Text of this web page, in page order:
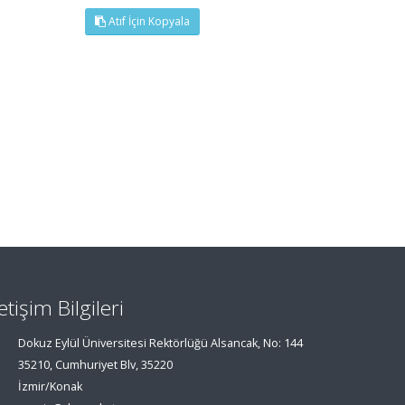
Atıf İçin Kopyala
Bilgileri
Dokuz Eylül Üniversitesi Rektörlüğü Alsancak, No: 144
35210, Cumhuriyet Blv, 35220
İzmir/Konak